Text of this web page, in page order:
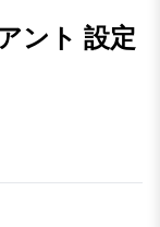
ント 設定